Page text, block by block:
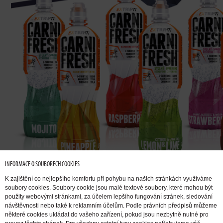
INFORMACE O SOUBORECH COOKIES
K zajištění co nejlepšího komfortu při pohybu na našich stránkách využíváme
soubory cookies. Soubory cookie jsou malé textové soubory, které mohou být
použity webovými stránkami, za účelem lepšího fungování stránek, sledování
návštěvnosti nebo také k reklamním účelům. Podle právních předpisů můžeme
některé cookies ukládat do vašeho zařízení, pokud jsou nezbytně nutné pro